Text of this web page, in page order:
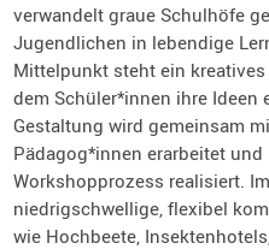
verwandelt graue Schulhöfe
Jugendlichen in lebendige
Mittelpunkt steht ein
dem Schüler*innen ihre
Gestaltung wird gemeinsam
Pädagog*innen erarbeitet
Workshopprozess realisiert.
niedrigschwellige, flexibel
wie Hochbeete,